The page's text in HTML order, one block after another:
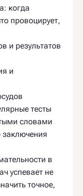
когда
провоцирует,
и результатов
и
тесты
словами
заключения
в
успевает не
точное,